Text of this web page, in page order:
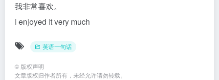
我非常喜欢。
I enjoyed it very much
英语一句话
© 版权声明
文章版权归作者所有，未经允许请勿转载。